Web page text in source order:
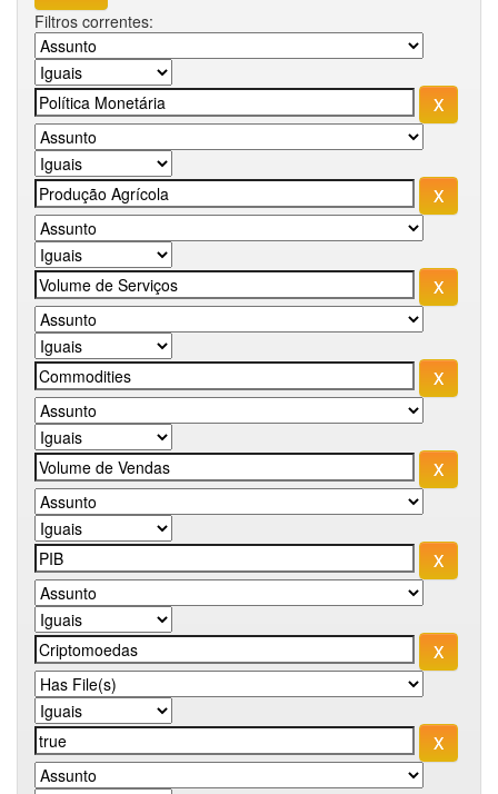
Filtros correntes: